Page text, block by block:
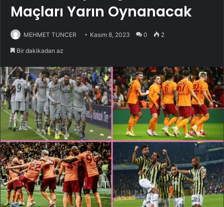
Maçları Yarın Oynanacak
MEHMET TUNCER Kasım 8, 2023 0 2
Bir dakikadan az